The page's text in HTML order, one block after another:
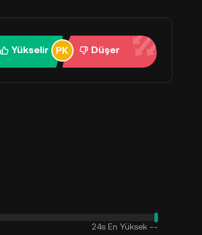
Yükselir Düşer
24s En Yüksek --